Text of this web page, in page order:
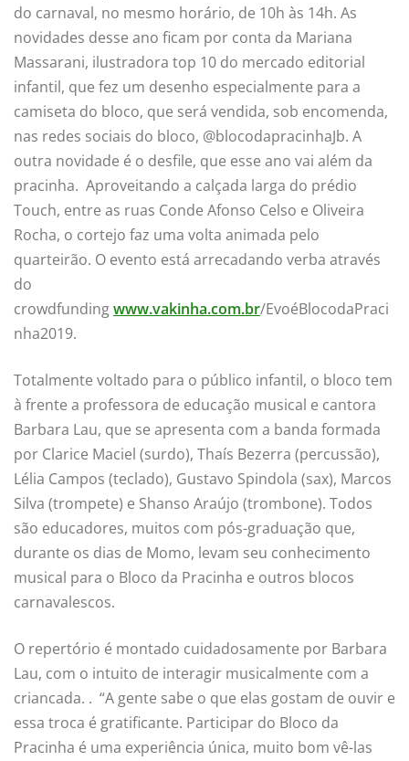
do carnaval, no mesmo horário, de 10h às 14h. As
novidades desse ano ficam por conta da Mariana
Massarani, ilustradora top 10 do mercado editorial
infantil, que fez um desenho especialmente para a
camiseta do bloco, que será vendida, sob encomenda,
nas redes sociais do bloco, @blocodapracinhaJb. A
outra novidade é o desfile, que esse ano vai além da
pracinha. Aproveitando a calçada larga do prédio
Touch, entre as ruas Conde Afonso Celso e Oliveira
Rocha, o cortejo faz uma volta animada pelo
quarteirão. O evento está arrecadando verba através
do
crowdfundingwww.vakinha.com.br/EvoéBlocodaPraci
nha2019.
Totalmente voltado para o público infantil, o bloco tem
à frente a professora de educação musical e cantora
Barbara Lau, que se apresenta com a banda formada
por Clarice Maciel (surdo), Thaís Bezerra (percussão),
Lélia Campos (teclado), Gustavo Spindola (sax), Marcos
Silva (trompete) e Shanso Araújo (trombone). Todos
são educadores, muitos com pós-graduação que,
durante os dias de Momo, levam seu conhecimento
musical para o Bloco da Pracinha e outros blocos
carnavalescos.
O repertório é montado cuidadosamente por Barbara
Lau, com o intuito de interagir musicalmente com a
criancada. . “A gente sabe o que elas gostam de ouvir e
essa troca é gratificante. Participar do Bloco da
Pracinha é uma experiência única, muito bom vê-las